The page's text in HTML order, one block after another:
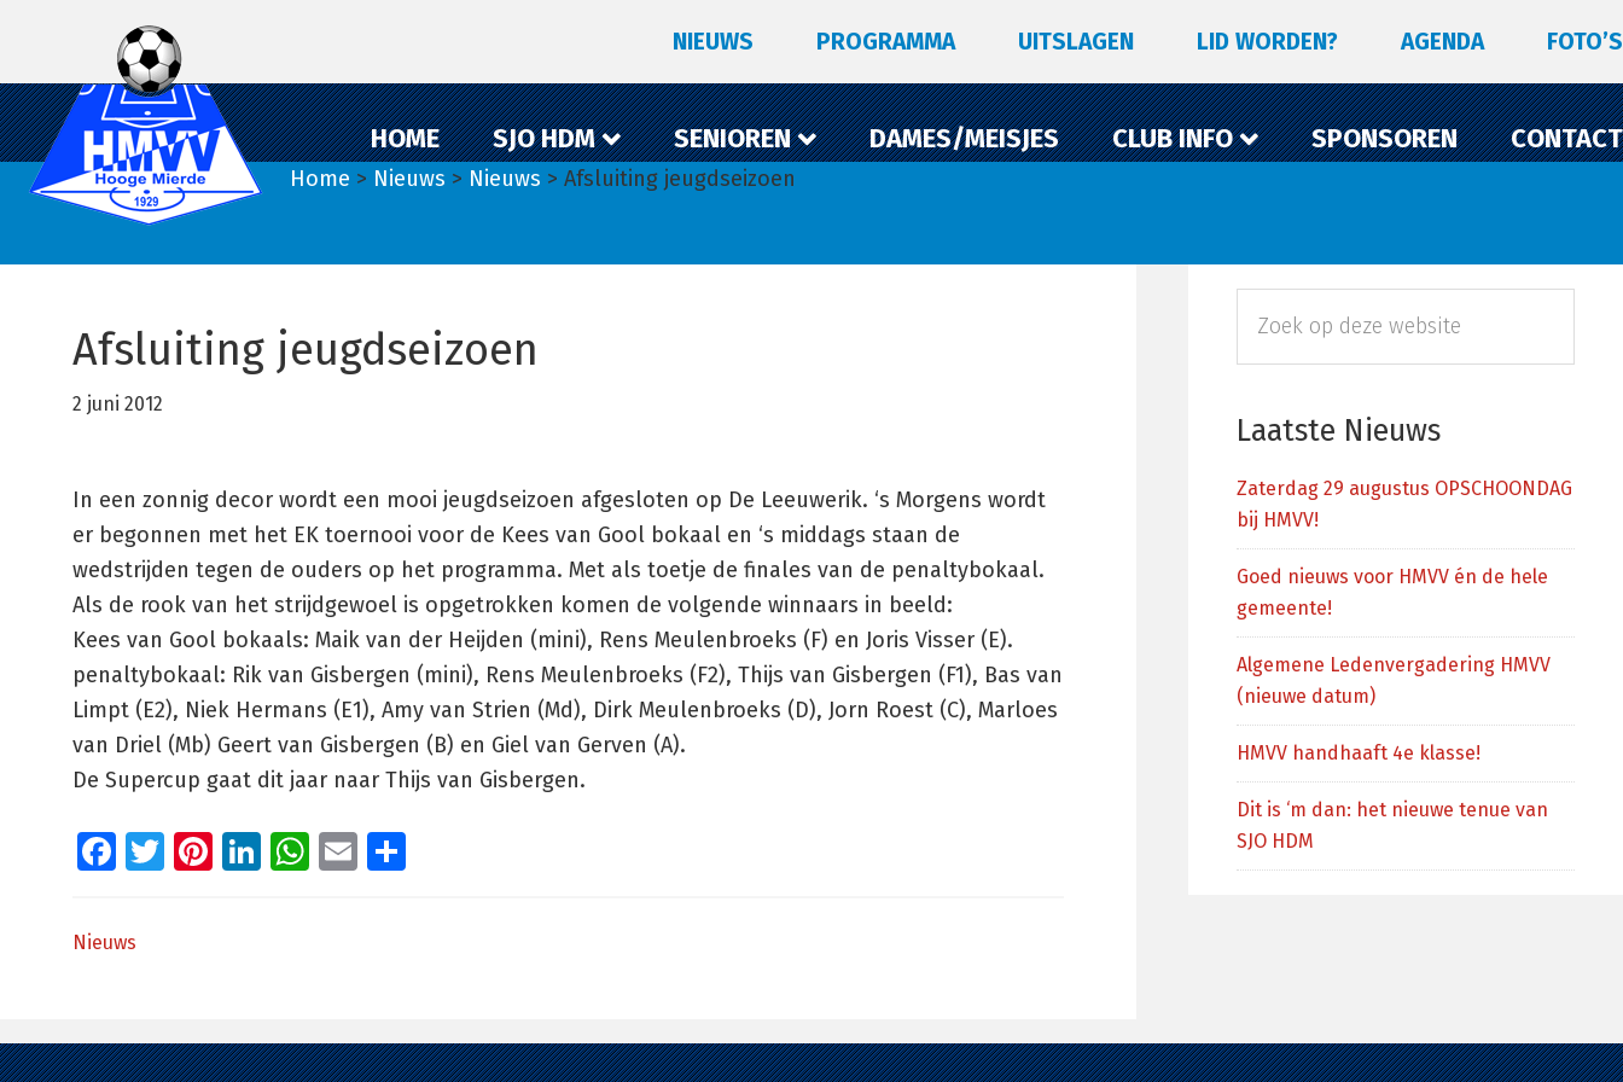
de
hoofdnavigatie
de
hoofd
inhoud
de
eerste
sidebar
NIEUWS PROGRAMMA UITSLAGEN LID WORDEN? AGENDA FOTO’S
HOME SJO HDM SENIOREN DAMES/MEISJES CLUB INFO SPONSOREN CONTACT
Home > Nieuws > Nieuws > Afsluiting jeugdseizoen
Afsluiting jeugdseizoen
2 juni 2012
In een zonnig decor wordt een mooi jeugdseizoen afgesloten op De Leeuwerik. ‘s Morgens wordt
er begonnen met het EK toernooi voor de Kees van Gool bokaal en ‘s middags staan de
wedstrijden tegen de ouders op het programma. Met als toetje de finales van de penaltybokaal.
Als de rook van het strijdgewoel is opgetrokken komen de volgende winnaars in beeld:
Kees van Gool bokaals: Maik van der Heijden (mini), Rens Meulenbroeks (F) en Joris Visser (E).
penaltybokaal: Rik van Gisbergen (mini), Rens Meulenbroeks (F2), Thijs van Gisbergen (F1), Bas van
Limpt (E2), Niek Hermans (E1), Amy van Strien (Md), Dirk Meulenbroeks (D), Jorn Roest (C), Marloes
van Driel (Mb) Geert van Gisbergen (B) en Giel van Gerven (A).
De Supercup gaat dit jaar naar Thijs van Gisbergen.
Facebook
Twitter
Pinterest
LinkedIn
WhatsApp
Email
Nieuws
Primaire
Sidebar
deze
Laatste Nieuws
Zaterdag 29 augustus OPSCHOONDAG
bij HMVV!
Goed nieuws voor HMVV én de hele
gemeente!
Algemene Ledenvergadering HMVV
(nieuwe datum)
HMVV handhaaft 4e klasse!
Dit is ‘m dan: het nieuwe tenue van
SJO HDM